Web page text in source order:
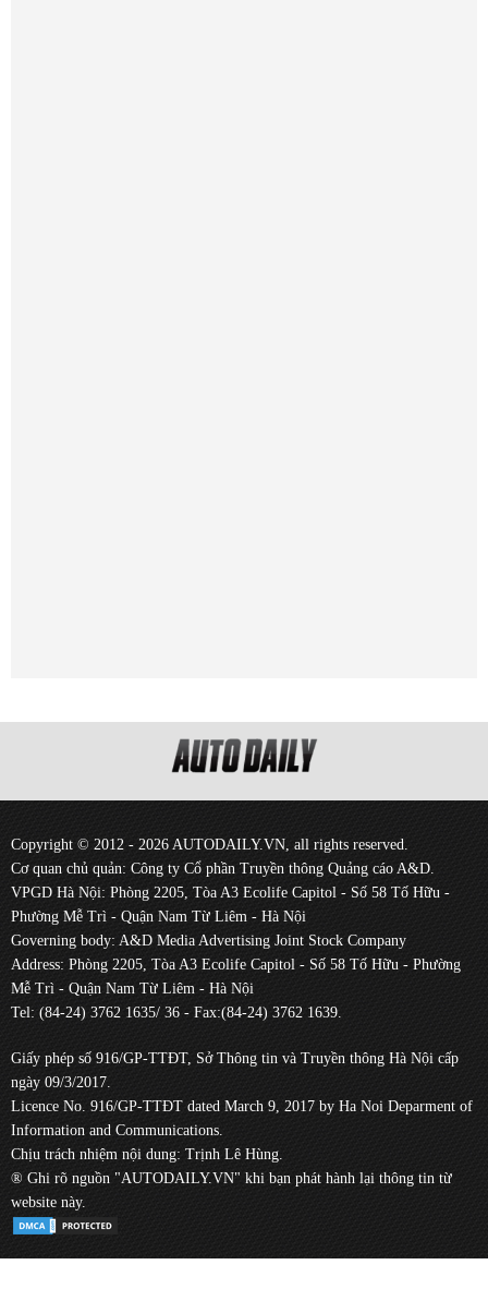
Copyright © 2012 - 2026 AUTODAILY.VN, all rights reserved.
Cơ quan chủ quản: Công ty Cổ phần Truyền thông Quảng cáo A&D.
VPGD Hà Nội: Phòng 2205, Tòa A3 Ecolife Capitol - Số 58 Tố Hữu -
Phường Mễ Trì - Quận Nam Từ Liêm - Hà Nội
Governing body: A&D Media Advertising Joint Stock Company
Address: Phòng 2205, Tòa A3 Ecolife Capitol - Số 58 Tố Hữu - Phường
Mễ Trì - Quận Nam Từ Liêm - Hà Nội
Tel: (84-24) 3762 1635/ 36 - Fax:(84-24) 3762 1639.
Giấy phép số 916/GP-TTĐT, Sở Thông tin và Truyền thông Hà Nội cấp
ngày 09/3/2017.
Licence No. 916/GP-TTĐT dated March 9, 2017 by Ha Noi Deparment of
Information and Communications.
Chịu trách nhiệm nội dung: Trịnh Lê Hùng.
® Ghi rõ nguồn "AUTODAILY.VN" khi bạn phát hành lại thông tin từ
website này.